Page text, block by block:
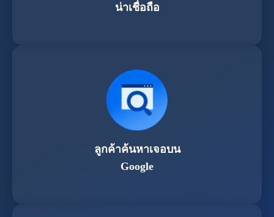
น่าเชื่อถือ
ลูกค้าค้นหาเจอบน
Google